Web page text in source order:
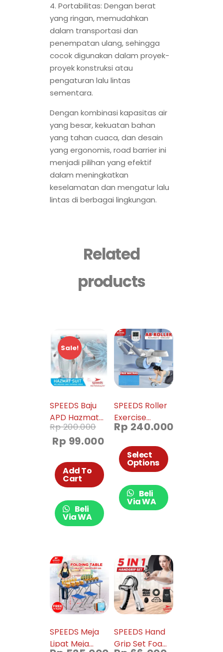
4. Portabilitas: Dengan berat
yang ringan, memudahkan
dalam transportasi dan
penempatan ulang, sehingga
cocok digunakan dalam proyek-
proyek konstruksi atau
pengaturan lalu lintas
sementara.
Dengan kombinasi kapasitas air
yang besar, kekuatan bahan
yang tahan cuaca, dan desain
yang ergonomis, road barrier ini
menjadi pilihan yang efektif
dalam meningkatkan
keselamatan dan mengatur lalu
lintas di berbagai lingkungan.
Related
products
Sale!
SPEEDS Baju
APD Hazmat
Cover Mask
Bagi Tenaga
Corona
Rp200.000
Rp 99.000
Add To
Cart
Beli
Via WA
SPEEDS Roller
Exercise
Fitness Wheel
Rp 240.000
Select
Options
Beli
Via WA
SPEEDS Meja
Lipat Meja
SPEEDS Hand
Grip Set Foam